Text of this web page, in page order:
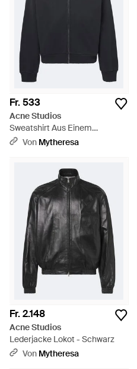
Fr. 533
Acne Studios
Sweatshirt Aus Einem
Baumwollgemisch - Schwarz
Von Mytheresa
Fr. 2.148
Acne Studios
Lederjacke Lokot - Schwarz
Von Mytheresa